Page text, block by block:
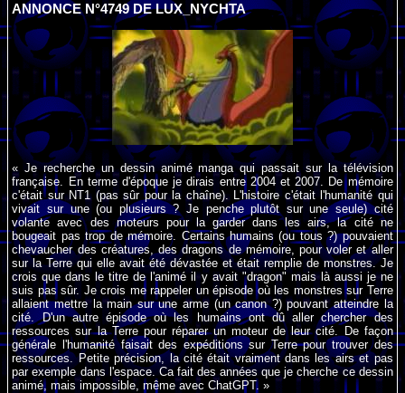
ANNONCE N°4749 DE LUX_NYCHTA
« Je recherche un dessin animé manga qui passait sur la télévision
française. En terme d'époque je dirais entre 2004 et 2007. De mémoire
c'était sur NT1 (pas sûr pour la chaîne). L'histoire c'était l'humanité qui
vivait sur une (ou plusieurs ? Je penche plutôt sur une seule) cité
volante avec des moteurs pour la garder dans les airs, la cité ne
bougeait pas trop de mémoire. Certains humains (ou tous ?) pouvaient
chevaucher des créatures, des dragons de mémoire, pour voler et aller
sur la Terre qui elle avait été dévastée et était remplie de monstres. Je
crois que dans le titre de l'animé il y avait "dragon" mais là aussi je ne
suis pas sûr. Je crois me rappeler un épisode où les monstres sur Terre
allaient mettre la main sur une arme (un canon ?) pouvant atteindre la
cité. D'un autre épisode où les humains ont dû aller chercher des
ressources sur la Terre pour réparer un moteur de leur cité. De façon
générale l'humanité faisait des expéditions sur Terre pour trouver des
ressources. Petite précision, la cité était vraiment dans les airs et pas
par exemple dans l'espace. Ca fait des années que je cherche ce dessin
animé, mais impossible, même avec ChatGPT. »